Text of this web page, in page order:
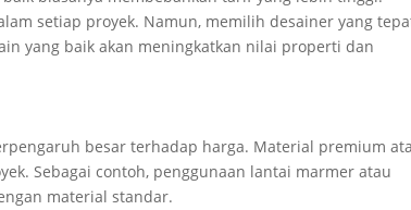
setiap proyek. Namun, memilih desainer yang
yang baik akan meningkatkan nilai properti dan
besar terhadap harga. Material premium
Sebagai contoh, penggunaan lantai marmer atau
material standar.